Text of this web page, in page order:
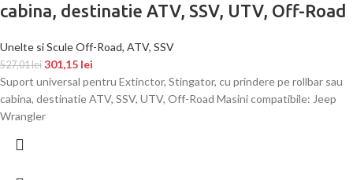
cabina, destinatie ATV, SSV, UTV, Off-Road
Unelte si Scule Off-Road, ATV, SSV
527,01lei 301,15 lei
Suport universal pentru Extinctor, Stingator, cu prindere pe rollbar sau
cabina, destinatie ATV, SSV, UTV, Off-Road Masini compatibile: Jeep
Wrangler